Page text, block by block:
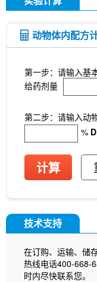
动物体内配方
第一步：请输入基
给药剂量
第二步：请输入动
%
计算
技术支持
在订购、运输、储
热线电话400-668-
时内尽快联系您。